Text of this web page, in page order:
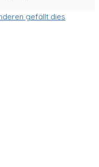
gefällt dies